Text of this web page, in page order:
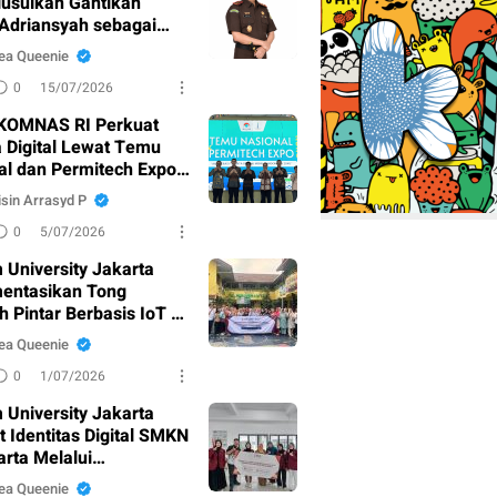
sebagai
Queenie
0 15/07/2026
RI Perkuat
Digital Lewat Temu
dan Permitech Expo
Arrasyd P
0 5/07/2026
University Jakarta
Tong
Pintar Berbasis IoT di
Al-Furqon
Queenie
0 1/07/2026
University Jakarta
Identitas Digital SMKN
Melalui
Website dan
Queenie